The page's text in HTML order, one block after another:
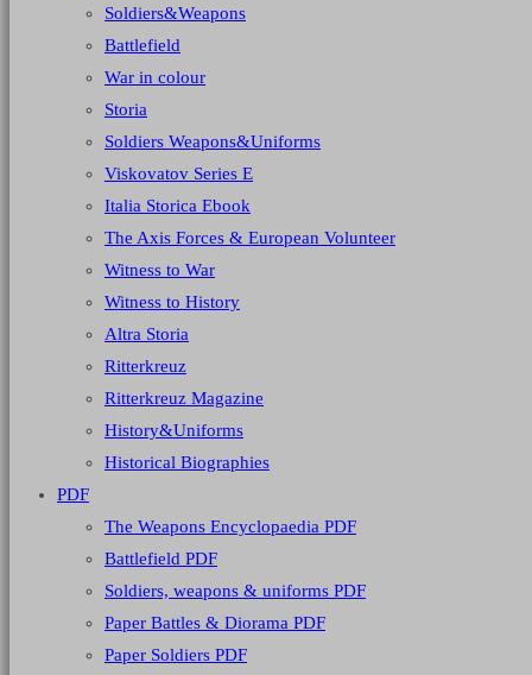
Soldiers&Weapons
Battlefield
War in colour
Storia
Soldiers Weapons&Uniforms
Viskovatov Series E
Italia Storica Ebook
The Axis Forces & European Volunteer
Witness to War
Witness to History
Altra Storia
Ritterkreuz
Ritterkreuz Magazine
History&Uniforms
Historical Biographies
PDF
The Weapons Encyclopaedia PDF
Battlefield PDF
Soldiers, weapons & uniforms PDF
Paper Battles & Diorama PDF
Paper Soldiers PDF